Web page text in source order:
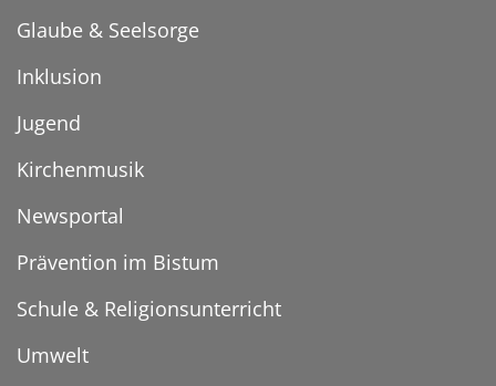
Glaube & Seelsorge
Inklusion
Jugend
Kirchenmusik
Newsportal
Prävention im Bistum
Schule & Religionsunterricht
Umwelt